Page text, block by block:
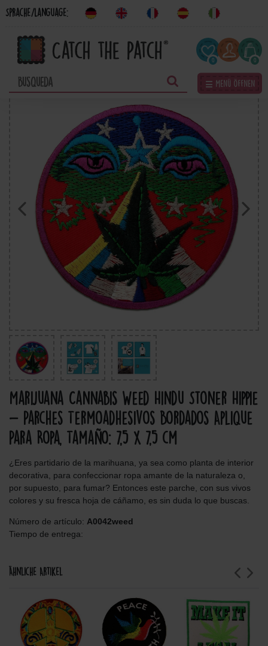
Sprache/Language:
0
☰ Menü öffnen
Marijuana Cannabis Weed Hindu Stoner Hippie
- Parches Termoadhesivos Bordados Aplique
Para Ropa, Tamaño: 7,5 x 7,5 cm
¿Eres partidario de la marihuana, ya sea como planta de interior
decorativa, para confeccionar ropa amante de la naturaleza o,
por supuesto, para fumar? Entonces este parche, con sus vivos
colores y su fresca hoja de cáñamo, es sin duda lo que buscas.
Número de artículo: A0042weed
Tiempo de entrega:
Ähnliche Artikel